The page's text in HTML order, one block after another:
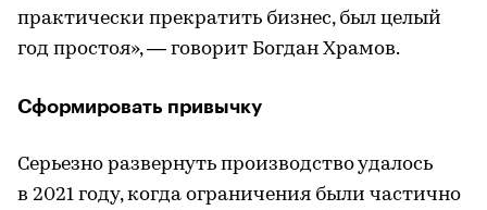
практически прекратить бизнес, был целый
год простоя», — говорит Богдан Храмов.
Сформировать привычку
Серьезно развернуть производство удалось
в 2021 году, когда ограничения были частично